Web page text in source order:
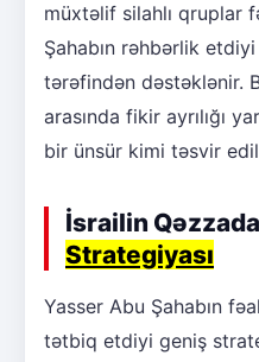
müxtəlif silahlı qruplar
Şahabın rəhbərlik
tərəfindən dəstəklənir.
arasında fikir ayrılığı
bir ünsür kimi təsvir
İsrailin
Strategiyası
Yasser Abu Şahabın
tətbiq etdiyi geniş